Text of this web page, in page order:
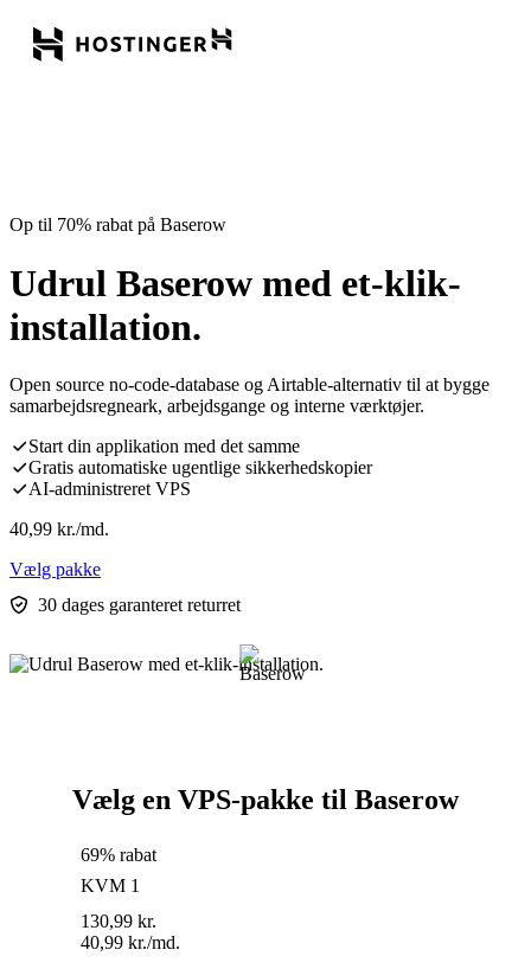
Op til 70% rabat på Baserow
Udrul Baserow med et-klik-
installation.
Open source no-code-database og Airtable-alternativ til at bygge
samarbejdsregneark, arbejdsgange og interne værktøjer.
Start din applikation med det samme
Gratis automatiske ugentlige sikkerhedskopier
AI-administreret VPS
40,99 kr./md.
Vælg pakke
30 dages garanteret returret
Vælg en VPS-pakke til Baserow
69% rabat
KVM 1
130,99 kr.
40,99 kr./md.